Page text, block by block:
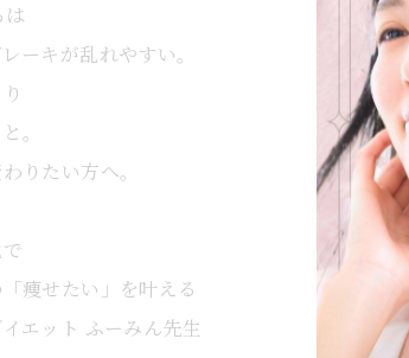
ーキが乱れやすい。
。
りたい方へ。
痩せたい」を叶える
エット ふーみん先生